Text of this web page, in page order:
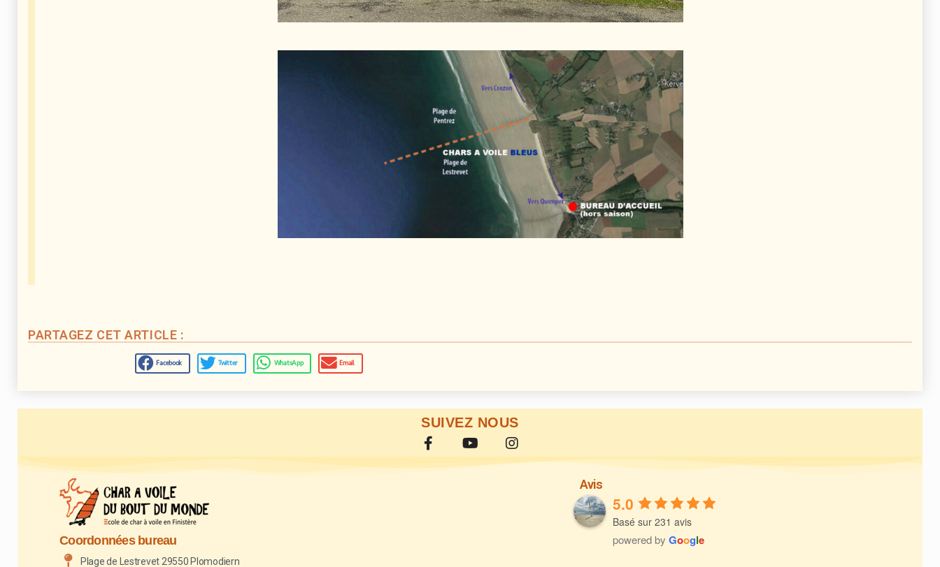
PARTAGEZ CET ARTICLE :
Facebook Twitter WhatsApp Email
SUIVEZ NOUS
Coordonnées bureau
Plage de Lestrevet 29550 Plomodiern
Avis
5.0
Basé sur 231 avis
powered by Google